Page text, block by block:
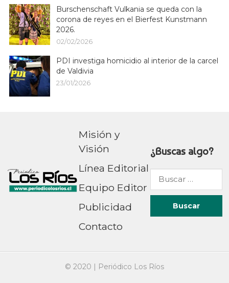
Burschenschaft Vulkania se queda con la
corona de reyes en el Bierfest Kunstmann
2026.
02/02/2026
PDI investiga homicidio al interior de la carcel
de Valdivia
23/01/2026
Misión y
Visión
Línea Editorial
Equipo Editor
Publicidad
Contacto
¿Buscas algo?
Buscar
por:
© 2020 | Periódico Los Ríos